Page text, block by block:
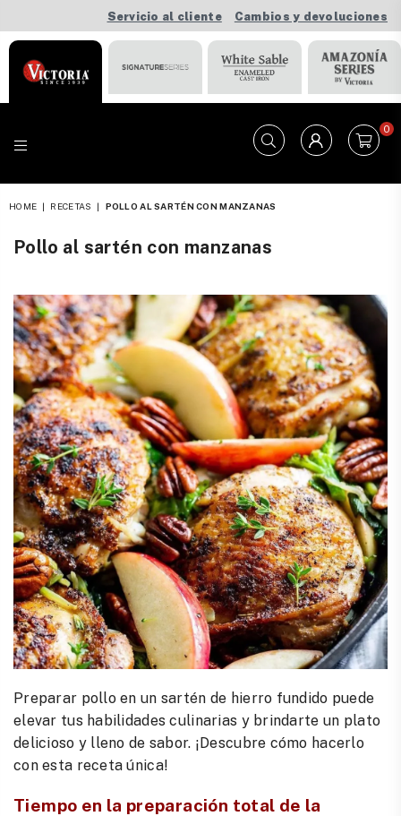
Servicio al cliente Cambios y devoluciones
0
HOME | RECETAS | POLLO AL SARTÉN CON MANZANAS
Pollo al sartén con manzanas
Preparar pollo en un sartén de hierro fundido puede
elevar tus habilidades culinarias y brindarte un plato
delicioso y lleno de sabor. ¡Descubre cómo hacerlo
con esta receta única!
Tiempo en la preparación total de la